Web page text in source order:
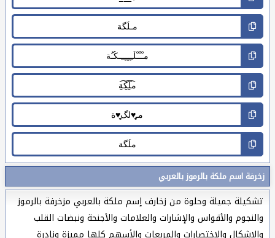
زخرفة اسم ملكة بالرموز بالعربي
تشكيلة جميلة وحلوة من زخارف إسم ملكة بالعربي مزخرفة بالرموز
والنجوم والأقواس والإشارات والعلامات والأجنحة ونبضات القلب
والاشكال والاختصارات والمربعات والأسهم كلها مميزة ونادرة